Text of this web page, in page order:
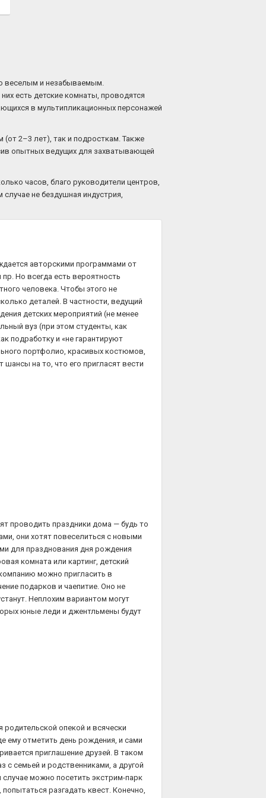
веселым и незабываемым.
есть детские комнаты, проводятся
в мультипликационных персонажей
(от 2–3 лет), так и подросткам. Также
опытных ведущих для захватывающей
часов, благо руководители центров,
не бездушная индустрия,
авторскими программами от
Но всегда есть вероятность
человека. Чтобы этого не
деталей. В частности, ведущий
детских мероприятий (не менее
вуз (при этом студенты, как
подработку и «не гарантируют
портфолио, красивых костюмов,
на то, что его пригласят вести
проводить праздники дома — будь то
они хотят повеселиться с новыми
для празднования дня рождения
комната или картинг, детский
можно пригласить в
подарков и чаепитие. Оно не
Неплохим вариантом могут
юные леди и джентльмены будут
родительской опекой и всячески
ему отметить день рождения, и сами
приглашение друзей. В таком
семьей и родственниками, а другой
можно посетить экстрим-парк
попытаться разгадать квест. Конечно,